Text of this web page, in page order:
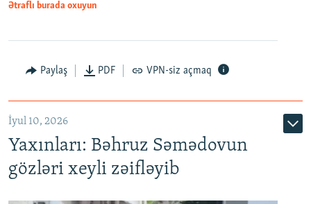
Ətraflı burada oxuyun
Paylaş PDF VPN-siz açmaq
İyul 10, 2026
Yaxınları: Bəhruz Səmədovun
gözləri xeyli zəifləyib